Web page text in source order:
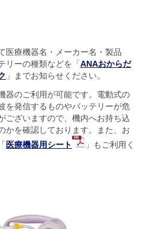
医療機器名・メーカー名・製品
リーの種類などを「 ANAおからだ
」までお知らせください。
器のご利用が可能です。電動式の
を発信するものやバッテリーが危
ございますので、機内へお持ち込
かを確認しております。また、お
医療機器用シート
」もご利用く